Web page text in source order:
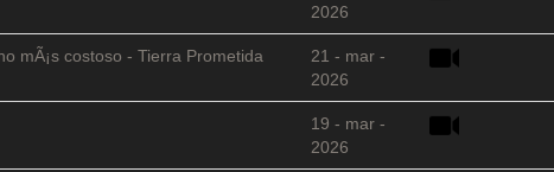
2026
mÃ¡s costoso - Tierra Prometida
21 - mar -
2026
19 - mar -
2026